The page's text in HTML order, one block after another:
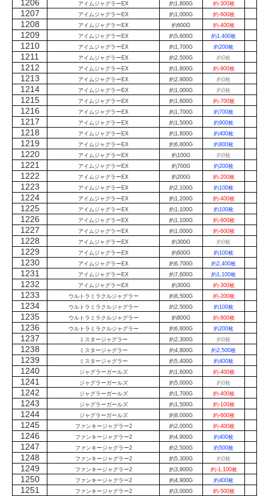
1206 アイムジャグラーEX 約1,800G 約-300枚
1207 アイムジャグラーEX 約1,000G 約-600枚
1208 アイムジャグラーEX 約600G 約-400枚
1209 アイムジャグラーEX 約5,600G 約1,400枚
1210 アイムジャグラーEX 約1,700G 約200枚
1211 アイムジャグラーEX 約2,500G 約0枚
1212 アイムジャグラーEX 約1,800G 約-900枚
1213 アイムジャグラーEX 約2,900G 約0枚
1214 アイムジャグラーEX 約1,000G 約0枚
1215 アイムジャグラーEX 約1,600G 約-700枚
1216 アイムジャグラーEX 約1,700G 約700枚
1217 アイムジャグラーEX 約1,500G 約900枚
1218 アイムジャグラーEX 約1,800G 約400枚
1219 アイムジャグラーEX 約6,800G 約800枚
1220 アイムジャグラーEX 約100G 約0枚
1221 アイムジャグラーEX 約700G 約200枚
1222 アイムジャグラーEX 約200G 約-200枚
1223 アイムジャグラーEX 約2,100G 約100枚
1224 アイムジャグラーEX 約1,200G 約-400枚
1225 アイムジャグラーEX 約1,100G 約100枚
1226 アイムジャグラーEX 約1,100G 約-600枚
1227 アイムジャグラーEX 約1,000G 約-600枚
1228 アイムジャグラーEX 約300G 約0枚
1229 アイムジャグラーEX 約600G 約100枚
1230 アイムジャグラーEX 約6,700G 約2,400枚
1231 アイムジャグラーEX 約7,600G 約1,100枚
1232 アイムジャグラーEX 約300G 約-300枚
1233 ウルトラミラクルジャグラー 約8,500G 約-200枚
1234 ウルトラミラクルジャグラー 約2,500G 約100枚
1235 ウルトラミラクルジャグラー 約800G 約-800枚
1236 ウルトラミラクルジャグラー 約6,800G 約200枚
1237 ミスタージャグラー 約2,300G 約0枚
1238 ミスタージャグラー 約4,800G 約2,500枚
1239 ミスタージャグラー 約5,400G 約400枚
1240 ジャグラーガールズ 約1,600G 約-400枚
1241 ジャグラーガールズ 約5,000G 約0枚
1242 ジャグラーガールズ 約1,700G 約-400枚
1243 ジャグラーガールズ 約1,500G 約-100枚
1244 ジャグラーガールズ 約8,000G 約-600枚
1245 ファンキージャグラー2 約2,000G 約-400枚
1246 ファンキージャグラー2 約4,900G 約400枚
1247 ファンキージャグラー2 約2,500G 約500枚
1248 ファンキージャグラー2 約5,300G 約0枚
1249 ファンキージャグラー2 約3,900G 約-1,100枚
1250 ファンキージャグラー2 約4,900G 約400枚
1251 ファンキージャグラー2 約3,000G
約-500枚